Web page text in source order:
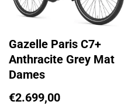
Gazelle Paris C7+
Anthracite Grey Mat
Dames
€2.699,00